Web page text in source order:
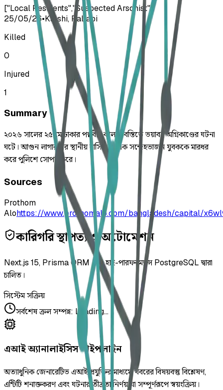
["Local Residents","Suspected Arsonist"]
25/05/26•Kalshi, Pallabi
Killed
0
Injured
1
Summary
২০২৬ সালের ২৫ মে ঢাকার পল্লবীর কালশী বস্তিতে ভয়াবহ অগ্নিকাণ্ডের ঘটনা
ঘটে। আগুন লাগার পর স্থানীয় বাসিন্দারা এক সন্দেহভাজন যুবককে মারধর
করে পুলিশে সোপর্দ করে।
Sources
Prothom
Alohttps://www.prothomalo.com/bangladesh/capital/
কারিগরি স্থাপত্য ও অটোমেশন
Next.js 15, Prisma ORM এবং হাই-পারফরম্যান্স PostgreSQL দ্বারা
চালিত।
সিস্টেম সক্রিয়
সর্বশেষ ক্রল সম্পন্ন: Loading...
এআই অ্যানালাইসিস পাইপলাইন
অত্যাধুনিক জেনারেটিভ এআই প্রযুক্তির মাধ্যমে খবরের বিষয়বস্তু বিশ্লেষণ,
এন্টিটি শনাক্তকরণ এবং ঘটনার তীব্রতা নির্ণয় যা সম্পূর্ণরূপে স্বয়ংক্রিয়।